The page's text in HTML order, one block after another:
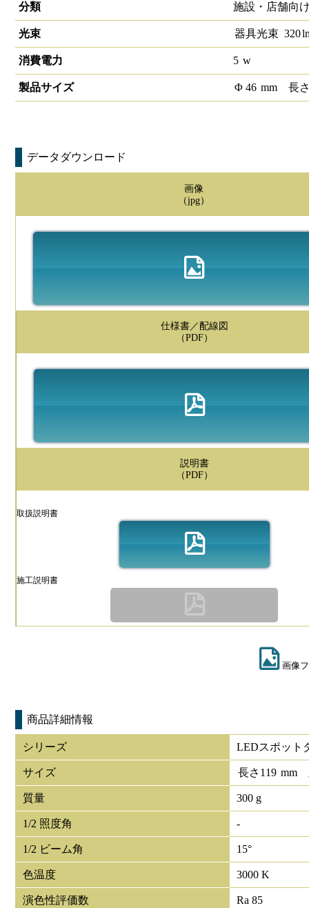
分類
施設・店舗向
光束 器具光束 320
消費電力 5 w
製品サイズ Φ 46 mm 長
データダウンロード
画像
（jpg）
仕様書／配線図
（PDF）
説明書
（PDF）
取扱説明書
施工説明書
画像
商品詳細情報
シリーズ LEDスポット
サイズ 長さ 119 mm
質量 300 g
1/2 照度角 -
1/2 ビーム角 15°
色温度 3000 K
演色性評価数 Ra 85